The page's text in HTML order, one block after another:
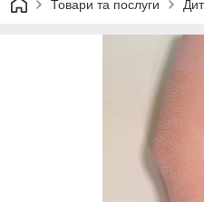
Товари та послуги